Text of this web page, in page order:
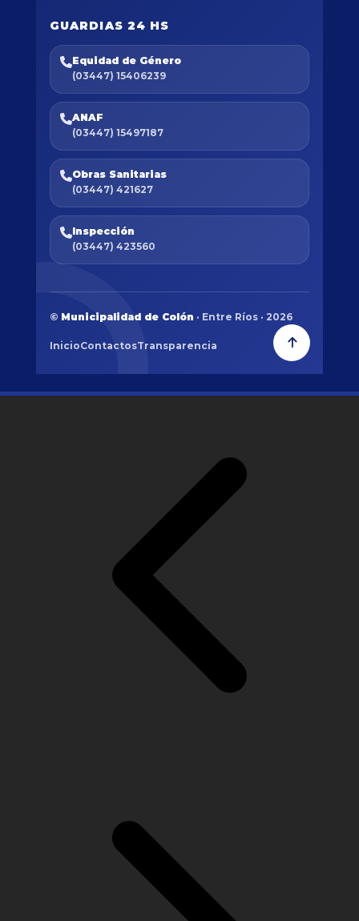
GUARDIAS 24 HS
Equidad de Género
(03447) 15406239
ANAF
(03447) 15497187
Obras Sanitarias
(03447) 421627
Inspección
(03447) 423560
© Municipalidad de Colón · Entre Ríos · 2026
InicioContactosTransparencia